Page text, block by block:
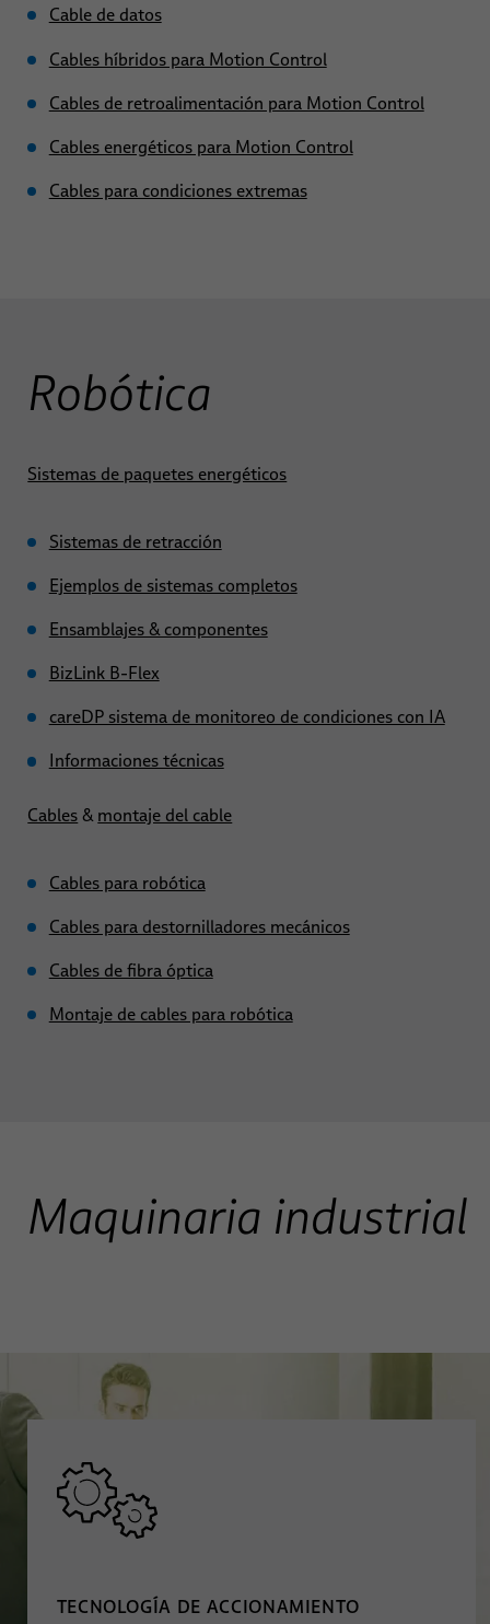
Soldadura de pernos
Eventos
Cable de datos
Cables híbridos para Motion Control
Cables de retroalimentación para Motion Control
Cables energéticos para Motion Control
Cables para condiciones extremas
Robótica
Sistemas de paquetes energéticos
Sistemas de retracción
Ejemplos de sistemas completos
Ensamblajes & componentes
BizLink B-Flex
careDP sistema de monitoreo de condiciones con IA
Informaciones técnicas
Cables & montaje del cable
Cables para robótica
Cables para destornilladores mecánicos
Cables de fibra óptica
Montaje de cables para robótica
Maquinaria industrial
TECNOLOGÍA DE ACCIONAMIENTO